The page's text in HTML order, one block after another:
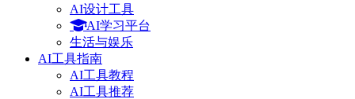
AI设计工具
AI学习平台
生活与娱乐
AI工具指南
AI工具教程
AI工具推荐